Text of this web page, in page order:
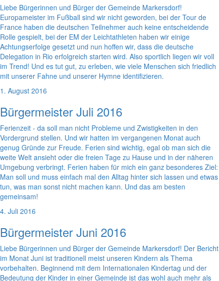
Liebe Bürgerinnen und Bürger der Gemeinde Markersdorf!
Europameister im Fußball sind wir nicht geworden, bei der Tour de
France haben die deutschen Teilnehmer auch keine entscheidende
Rolle gespielt, bei der EM der Leichtathleten haben wir einige
Achtungserfolge gesetzt und nun hoffen wir, dass die deutsche
Delegation in Rio erfolgreich starten wird. Also sportlich liegen wir voll
im Trend! Und es tut gut, zu erleben, wie viele Menschen sich friedlich
mit unserer Fahne und unserer Hymne identifizieren.
1. August 2016
Bürgermeister Juli 2016
Ferienzeit - da soll man nicht Probleme und Zwistigkeiten in den
Vordergrund stellen. Und wir hatten im vergangenen Monat auch
genug Gründe zur Freude. Ferien sind wichtig, egal ob man sich die
weite Welt ansieht oder die freien Tage zu Hause und in der näheren
Umgebung verbringt. Ferien haben für mich ein ganz besonderes Ziel:
Man soll und muss einfach mal den Alltag hinter sich lassen und etwas
tun, was man sonst nicht machen kann. Und das am besten
gemeinsam!
4. Juli 2016
Bürgermeister Juni 2016
Liebe Bürgerinnen und Bürger der Gemeinde Markersdorf! Der Bericht
im Monat Juni ist traditionell meist unseren Kindern als Thema
vorbehalten. Beginnend mit dem Internationalen Kindertag und der
Bedeutung der Kinder in einer Gemeinde ist das wohl auch mehr als